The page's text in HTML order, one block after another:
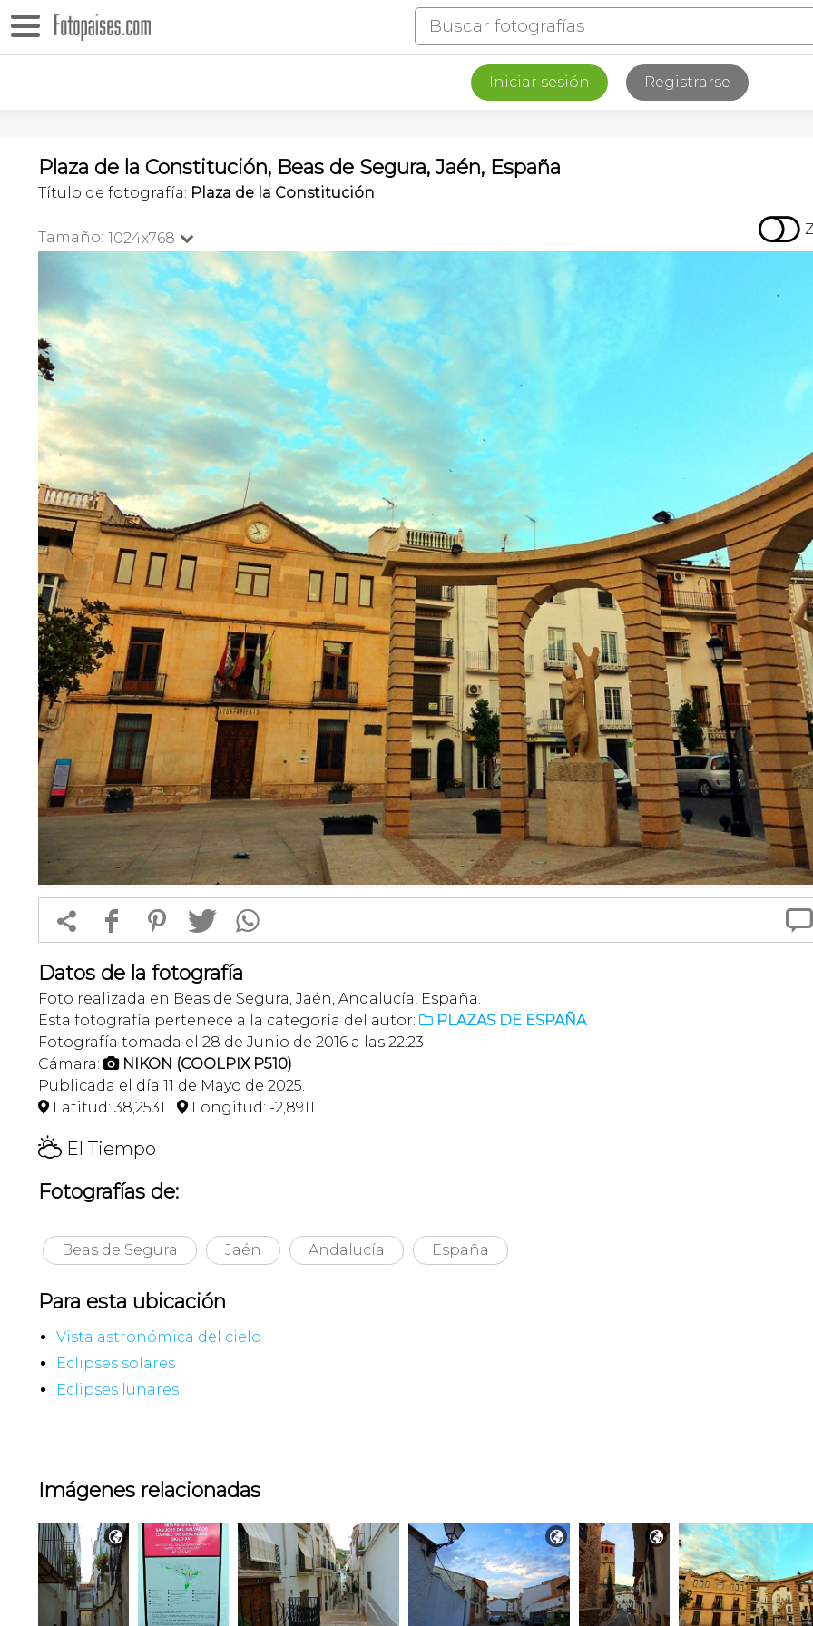
Iniciar sesión Registrarse
Plaza de la Constitución, Beas de Segura, Jaén, España
Título de fotografía: Plaza de la Constitución
Tamaño: 1024x768  
 f 1 T  
Datos de la fotografía
Foto realizada en Beas de Segura, Jaén, Andalucía, España.
Esta fotografía pertenece a la categoría del autor:  PLAZAS DE ESPAÑA
Fotografía tomada el 28 de Junio de 2016 a las 22:23
Cámara:  NIKON (COOLPIX P510)
Publicada el día 11 de Mayo de 2025.
 Latitud: 38,2531 |  Longitud: -2,8911
H El Tiempo
Fotografías de:
Beas de Segura Jaén Andalucía España
Para esta ubicación
Vista astronómica del cielo
Eclipses solares
Eclipses lunares
Imágenes relacionadas
  